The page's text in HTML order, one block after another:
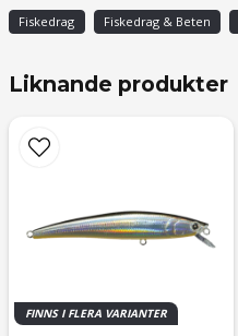
Fiskedrag Fiskedrag & Beten
Liknande produkter
FINNS I FLERA VARIANTER